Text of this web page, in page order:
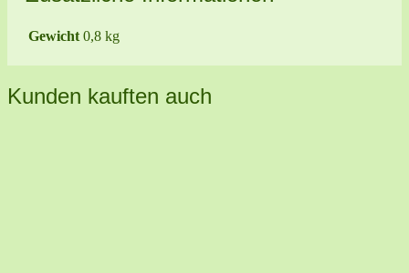
Gewicht 0,8 kg
Kunden kauften auch